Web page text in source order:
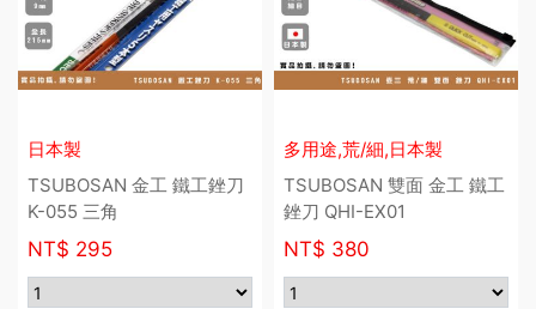
日本製
TSUBOSAN 金工 鐵工銼刀
K-055 三角
NT$ 295
多用途,荒/細,日本製
TSUBOSAN 雙面 金工 鐵工
銼刀 QHI-EX01
NT$ 380